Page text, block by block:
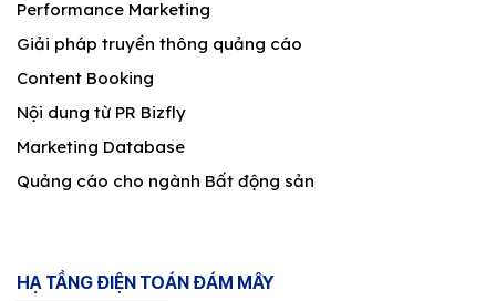
Performance Marketing
Giải pháp truyền thông quảng cáo
Content Booking
Nội dung từ PR Bizfly
Marketing Database
Quảng cáo cho ngành Bất động sản
HẠ TẦNG ĐIỆN TOÁN ĐÁM MÂY